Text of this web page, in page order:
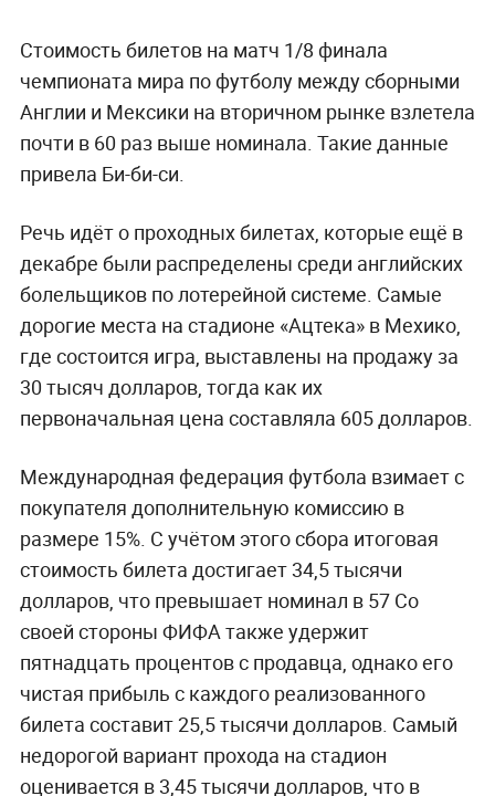
Стоимость билетов на матч 1/8 финала
чемпионата мира по футболу между сборными
Англии и Мексики на вторичном рынке взлетела
почти в 60 раз выше номинала. Такие данные
привела Би-би-си.
Речь идёт о проходных билетах, которые ещё в
декабре были распределены среди английских
болельщиков по лотерейной системе. Самые
дорогие места на стадионе «Ацтека» в Мехико,
где состоится игра, выставлены на продажу за
30 тысяч долларов, тогда как их
первоначальная цена составляла 605 долларов.
Международная федерация футбола взимает с
покупателя дополнительную комиссию в
размере 15%. С учётом этого сбора итоговая
стоимость билета достигает 34,5 тысячи
долларов, что превышает номинал в 57 Со
своей стороны ФИФА также удержит
пятнадцать процентов с продавца, однако его
чистая прибыль с каждого реализованного
билета составит 25,5 тысячи долларов. Самый
недорогой вариант прохода на стадион
оценивается в 3,45 тысячи долларов, что в